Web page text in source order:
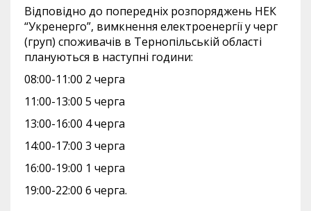
Відповідно до попередніх розпоряджень НЕК
“Укренерго”, вимкнення електроенергії у черг
(груп) споживачів в Тернопільській області
плануються в наступні години:
08:00-11:00 2 черга
11:00-13:00 5 черга
13:00-16:00 4 черга
14:00-17:00 3 черга
16:00-19:00 1 черга
19:00-22:00 6 черга.